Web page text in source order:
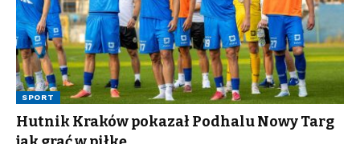
SPORT
Hutnik Kraków pokazał Podhalu Nowy Targ